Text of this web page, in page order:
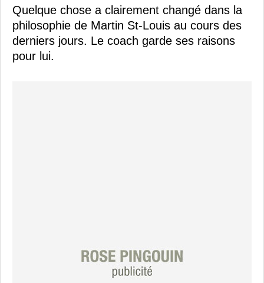
Quelque chose a clairement changé dans la
philosophie de Martin St-Louis au cours des
derniers jours. Le coach garde ses raisons
pour lui.